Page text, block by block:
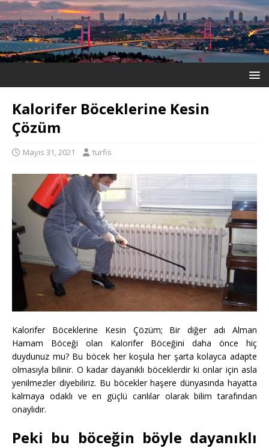
Kalorifer Böceklerine Kesin
Çözüm
Mayıs 31, 2021 turfis
Kalorifer Böceklerine Kesin Çözüm; Bir diğer adı Alman
Hamam Böceği olan Kalorifer Böceğini daha önce hiç
duydunuz mu? Bu böcek her koşula her şarta kolayca adapte
olmasıyla bilinir. O kadar dayanıklı böceklerdir ki onlar için asla
yenilmezler diyebiliriz. Bu böcekler haşere dünyasında hayatta
kalmaya odaklı ve en güçlü canlılar olarak bilim tarafından
onaylıdır.
Peki bu böceğin böyle dayanıklı